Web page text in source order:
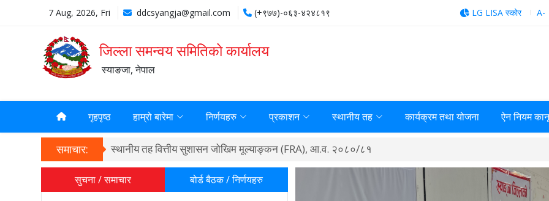
7 Aug, 2026, Fri ddcsyangja@gmail.com (+९७७)-०६३-४२४८१९ LG LISA स्कोर A-
जिल्ला समन्वय समितिको कार्यालय
स्याङजा, नेपाल
गृहपृष्ठ हाम्रो बारेमा निर्णयहरु प्रकाशन स्थानीय तह कार्यक्रम तथा योजना ऐन नियम
समाचार: स्थानीय तह वित्तीय सुशासन जोखिम मूल्याङ्कन (FRA), आ.व. २०८०/८१
सुचना / समाचार बोर्ड बैठक / निर्णयहरु